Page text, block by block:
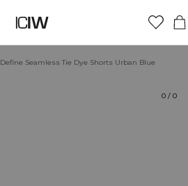
Define Seamless Tie Dye Shorts Urban Blue
0 / 0